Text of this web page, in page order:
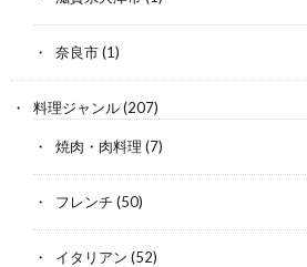
奈良市(1)
料理ジャンル(207)
焼肉・肉料理 (7)
フレンチ (50)
イタリアン (52)